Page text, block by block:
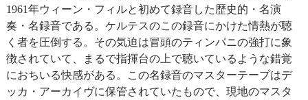
1961年ウィーン・フィルと初めて録音した歴史的・名演
奏・名録音である。ケルテスのこの録音にかけた情熱が聴
く者を圧倒する。その気迫は冒頭のティンパニの強打に象
徴されていて、まるで指揮台の上で聴いているような錯覚
におちいる快感がある。この名録音のマスターテープはデ
ッカ・アーカイヴに保管されていたもので、現地のマスタ